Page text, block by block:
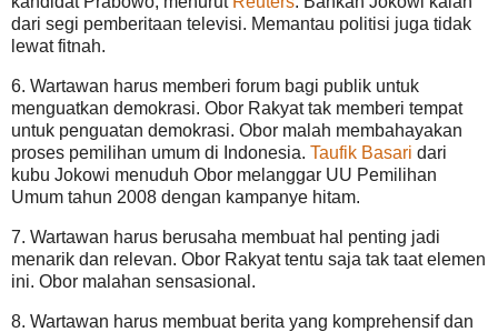
dari segi pemberitaan televisi. Memantau politisi juga tidak
lewat fitnah.
6. Wartawan harus memberi forum bagi publik untuk
menguatkan demokrasi. Obor Rakyat tak memberi tempat
untuk penguatan demokrasi. Obor malah membahayakan
proses pemilihan umum di Indonesia. Taufik Basari dari
kubu Jokowi menuduh Obor melanggar UU Pemilihan
Umum tahun 2008 dengan kampanye hitam.
7. Wartawan harus berusaha membuat hal penting jadi
menarik dan relevan. Obor Rakyat tentu saja tak taat elemen
ini. Obor malahan sensasional.
8. Wartawan harus membuat berita yang komprehensif dan